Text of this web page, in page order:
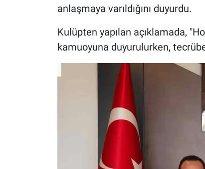
anlaşmaya varıldığını duyurdu.
Kulüpten yapılan açıklamada,
kamuoyuna duyurulurken,